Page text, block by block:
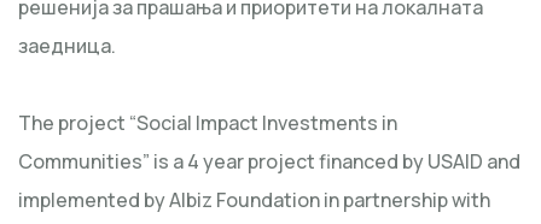
решенија за прашања и приоритети на локалната
заедница.
The project “Social Impact Investments in
Communities” is a 4 year project financed by USAID and
implemented by Albiz Foundation in partnership with